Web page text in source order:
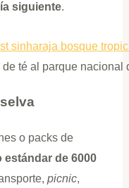
siguiente.
té al parque nacional
o packs de
estándar de 6000
picnic,